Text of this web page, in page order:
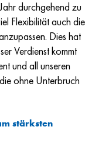
durchgehend zu
Flexibilität auch die
Dies hat
Verdienst kommt
und all unseren
ohne Unterbruch
stärksten